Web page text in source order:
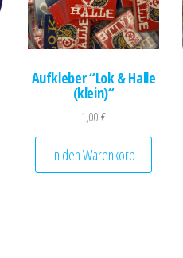
Aufkleber “Lok & Halle
(klein)“
1,00€
In den Warenkorb